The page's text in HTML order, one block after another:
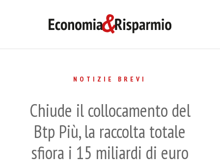
NOTIZIE BREVI
Chiude il collocamento del
Btp Più, la raccolta totale
sfiora i 15 miliardi di euro